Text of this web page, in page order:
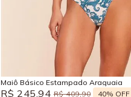
G
Adicionar na sacola
Maiô Básico Estampado Araguaia
R$ 245,94 R$ 409,90 40% OFF